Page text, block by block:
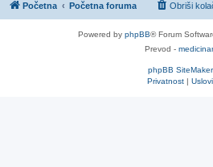
Početna Početna foruma Obriši
Powered by phpBB® Forum
Prevod -
phpBB SiteMaker
Privatnost | Uslovi